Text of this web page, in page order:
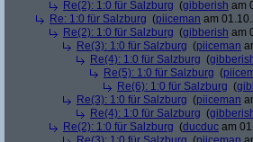
Re(2): 1:0 für Salzburg (gibberish am
Re: 1:0 für Salzburg (piiceman am
Re(2): 1:0 für Salzburg (gibberish am
Re(3): 1:0 für Salzburg (piiceman
Re(4): 1:0 für Salzburg (
Re(5): 1:0 für Salzburg (
Re(6): 1:0 für Salzburg (
Re(3): 1:0 für Salzburg (piiceman
Re(4): 1:0 für Salzburg (
Re(2): 1:0 für Salzburg (ducduc am